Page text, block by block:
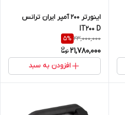
اینورتر 200 آمپر ایران ترانس
IT200 D
23,000,000
5%
21,780,000
افزودن به سبد